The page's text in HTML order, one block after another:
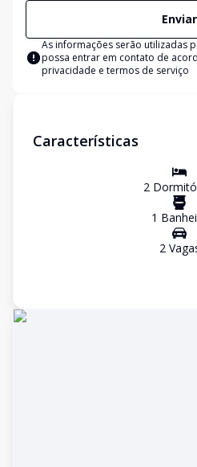
Enviar
As informações serão utilizadas
possa entrar em contato de
privacidade e termos de serviço
Características
2
1
2Vaga